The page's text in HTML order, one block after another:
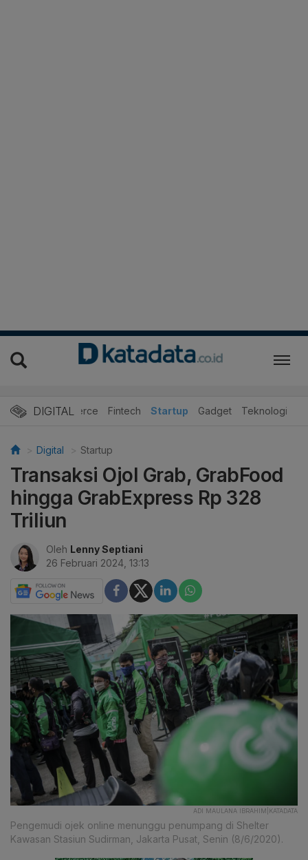
DIGITAL
E-Commerce Fintech Startup Gadget Teknologi
Digital Startup
Transaksi Ojol Grab, GrabFood
hingga GrabExpress Rp 328
Triliun
Oleh Lenny Septiani
26 Februari 2024, 13:13
ADI MAULANA IBRAHIM|KATADATA
Pengemudi ojek online menunggu penumpang di Shelter
Kawasan Stasiun Sudirman, Jakarta Pusat, Senin (8/6/2020).